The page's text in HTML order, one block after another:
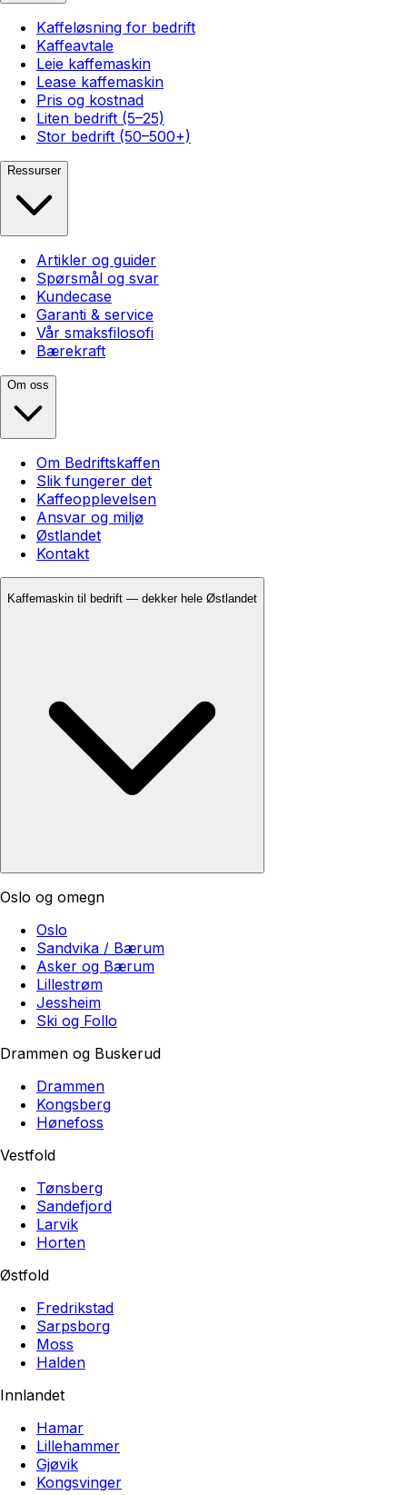
Kaffeløsning for bedrift
Kaffeavtale
Leie kaffemaskin
Lease kaffemaskin
Pris og kostnad
Liten bedrift (5–25)
Stor bedrift (50–500+)
Ressurser
Artikler og guider
Spørsmål og svar
Kundecase
Garanti & service
Vår smaksfilosofi
Bærekraft
Om oss
Om Bedriftskaffen
Slik fungerer det
Kaffeopplevelsen
Ansvar og miljø
Østlandet
Kontakt
Kaffemaskin til bedrift — dekker hele Østlandet
Oslo og omegn
Oslo
Sandvika / Bærum
Asker og Bærum
Lillestrøm
Jessheim
Ski og Follo
Drammen og Buskerud
Drammen
Kongsberg
Hønefoss
Vestfold
Tønsberg
Sandefjord
Larvik
Horten
Østfold
Fredrikstad
Sarpsborg
Moss
Halden
Innlandet
Hamar
Lillehammer
Gjøvik
Kongsvinger